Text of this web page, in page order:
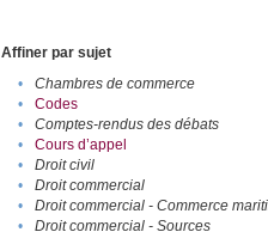
Affiner par sujet
•
Chambres de commerce
•
Codes
•
Comptes-rendus des débats
•
Cours d’appel
•
Droit civil
•
Droit commercial
•
Droit commercial - Commerce
•
Droit commercial - Sources